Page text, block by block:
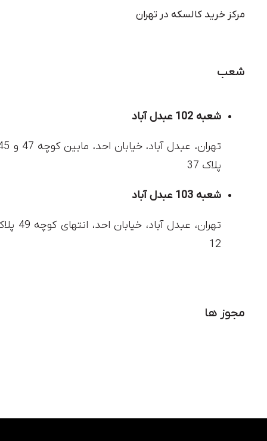
مرکز خرید کالسکه در تهران
شعب
شعبه 102 عبدل آباد
پلاک 37
شعبه 103 عبدل آباد
تهران، عبدل آباد، خیابان احد،
12
مجوز ها